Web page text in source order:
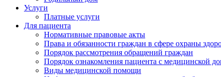
Услуги
Платные услуги
Для пациента
Нормативные правовые акты
Права и обязанности граждан в сфере охраны
Порядок рассмотрения обращений граждан
Порядок ознакомления пациента с медицинской
Виды медицинской помощи